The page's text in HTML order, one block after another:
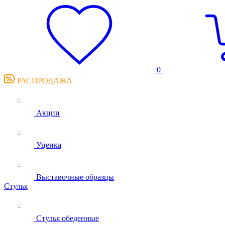
0
РАСПРОДАЖА
Акции
Уценка
Выставочные образцы
Стулья
Стулья обеденные